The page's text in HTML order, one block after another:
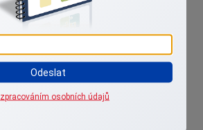
Odeslat
zpracováním osobních údajů